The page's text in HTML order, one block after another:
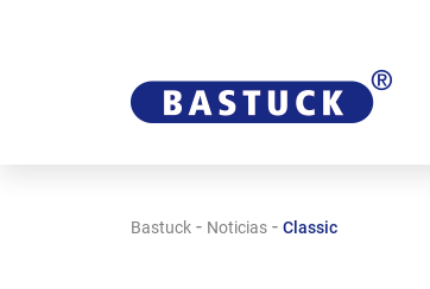
Bastuck - Noticias - Classic